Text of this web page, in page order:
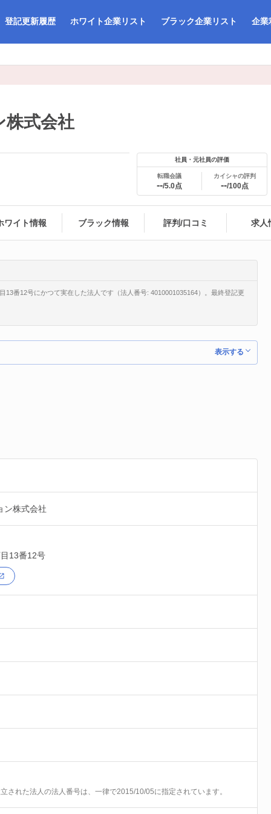
登記更新履歴 ホワイト企業リスト ブラック企業リスト 企業
株式会社
社員・元社員の評価
転職会議
--/5.0点
カイシャの評判
--/100点
ワイト情報 ブラック情報 評判/口コミ 求人
番12号にかつて実在した法人です（法人番号: 4010001035164）。最終登記更
表示する
ン株式会社
13番12号
された法人の法人番号は、一律で2015/10/05に指定されています。